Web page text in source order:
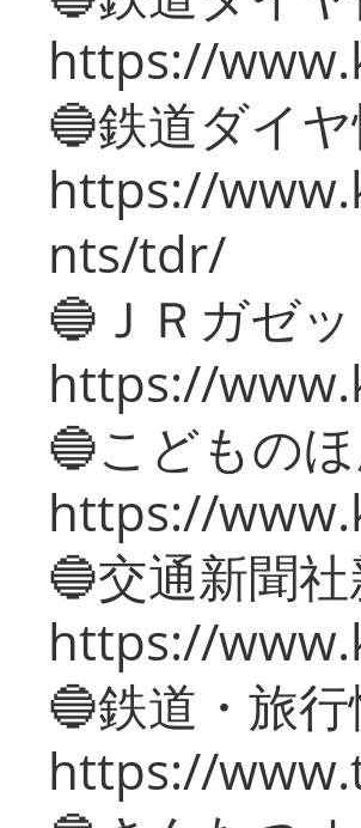
https://
🔵鉄道ダイ
https://
nts/tdr/
🔵ＪＲガゼッ
https://
🔵こどもの
https://
🔵交通新聞
https://
🔵鉄道・旅
https://